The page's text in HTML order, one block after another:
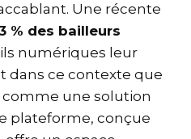
Une récente
% des bailleurs
numériques leur
dans ce contexte que
une solution
plateforme, conçue